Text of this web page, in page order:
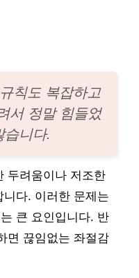
칙도 복잡하고
서 정말 힘들었
습니다.
두려움이나 저조한
다. 이러한 문제는
큰 요인입니다. 반
면 끊임없는 좌절감